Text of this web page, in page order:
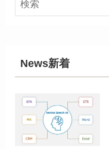
News新着